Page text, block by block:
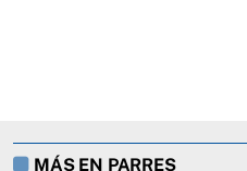
MÁS EN PARRES